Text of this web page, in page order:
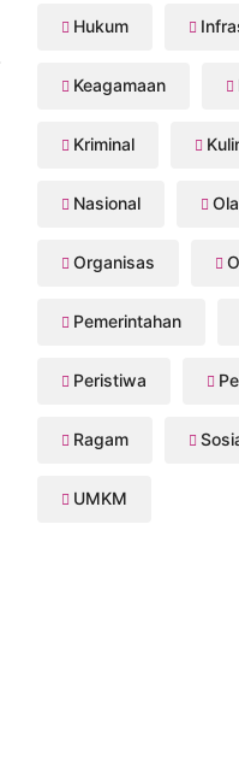
Hukum
Keagamaan
Kriminal
Nasional
Organisas
Pemerintahan
Peristiwa
Ragam
UMKM